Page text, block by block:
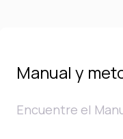
Manual y
Encuentre el